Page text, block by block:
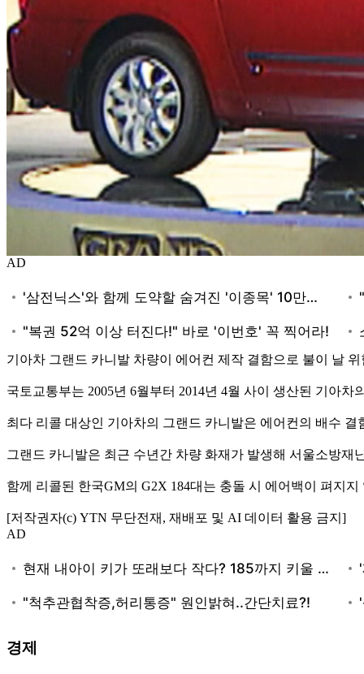
AD
기아차 그랜드 카니발 차량이 에어컨 제작 결함으로 불이 날
국토교통부는 2005년 6월부터 2014년 4월 사이 생산된 기아
최다 리콜 대상인 기아차의 그랜드 카니발은 에어컨의 배수
그랜드 카니발은 최근 수년간 차량 화재가 발생해 서울소방
함께 리콜된 한국GM의 G2X 184대는 충돌 시 에어백이 펴지지
[저작권자(c) YTN 무단전재, 재배포 및 AI 데이터 활용 금지]
AD
경제